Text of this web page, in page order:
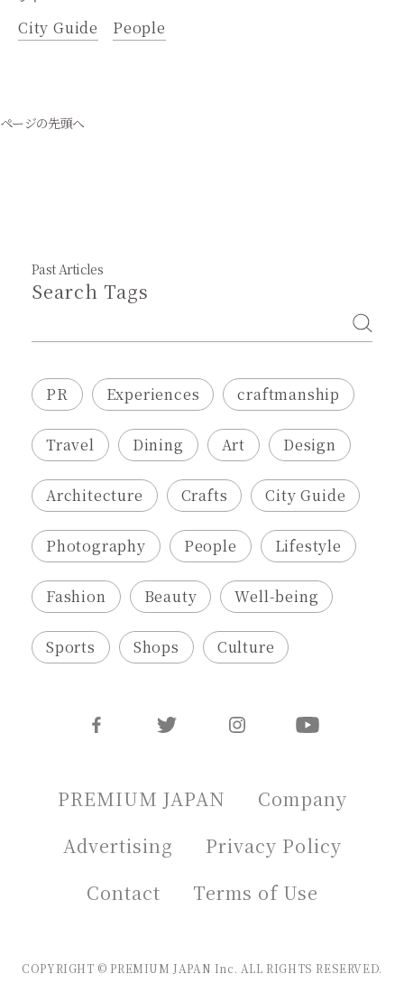
City Guide People
ページの先頭へ
Past Articles
Search Tags
PR Experiences craftmanship
Travel Dining Art Design
Architecture Crafts City Guide
Photography People Lifestyle
Fashion Beauty Well-being
Sports Shops Culture
PREMIUM JAPAN
Company
Advertising
Privacy Policy
Contact
Terms of Use
COPYRIGHT © PREMIUM JAPAN Inc. ALL RIGHTS RESERVED.